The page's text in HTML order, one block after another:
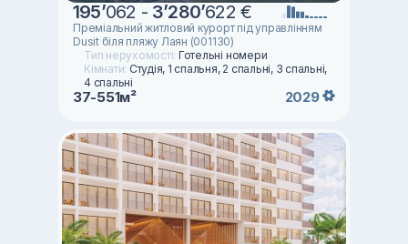
195’062 - 3’280’622 €
Преміальний житловий курорт під управлінням
Dusit біля пляжу Лаян (001130)
Тип нерухомості: Готельні номери
Кімнати: Студія, 1 спальня, 2 спальні, 3 спальні,
4 спальні
37-551м² 2029